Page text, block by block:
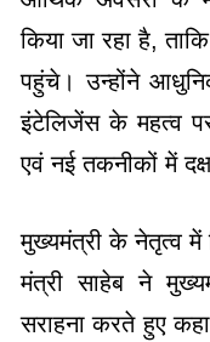
किया जा रहा है,
पहुंचे। उन्होंने
इंटेलिजेंस के महत्व
एवं नई तकनीकों में
मुख्यमंत्री के नेतृत्व में
मंत्री साहेब ने
सराहना करते हुए